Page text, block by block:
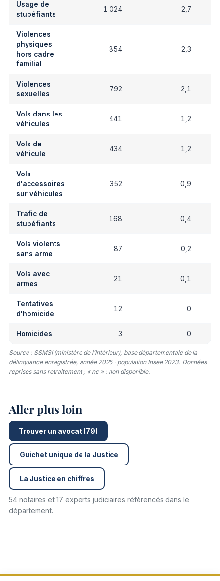
Usage de
stupéfiants
1 024 2,7
Violences
physiques
hors cadre
familial
854 2,3
Violences
sexuelles
792 2,1
Vols dans les
véhicules
441 1,2
Vols de
véhicule
434 1,2
Vols
d'accessoires
sur véhicules
352 0,9
Trafic de
stupéfiants
168 0,4
Vols violents
sans arme
87 0,2
Vols avec
armes
21 0,1
Tentatives
d'homicide
12 0
Homicides 3 0
Source : SSMSI (ministère de l’Intérieur), base départementale de la
délinquance enregistrée, année 2025 · population Insee 2023. Données
reprises sans retraitement ; « nc » : non disponible.
Aller plus loin
Trouver un avocat (79)
Guichet unique de la Justice
La Justice en chiffres
54 notaires et 17 experts judiciaires référencés dans le
département.